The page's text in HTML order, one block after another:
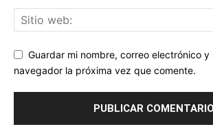
Guardar mi nombre, correo electrónico
navegador la próxima vez que comente.